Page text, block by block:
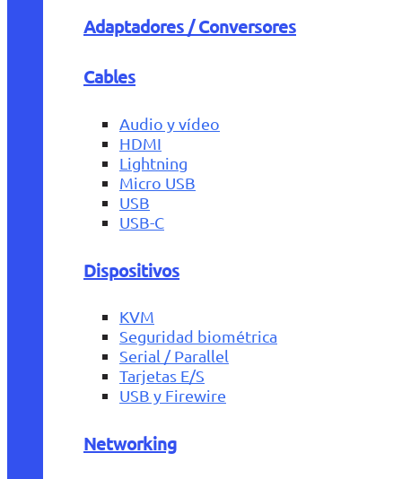
Adaptadores / Conversores
Cables
Audio y vídeo
HDMI
Lightning
Micro USB
USB
USB-C
Dispositivos
KVM
Seguridad biométrica
Serial / Parallel
Tarjetas E/S
USB y Firewire
Networking